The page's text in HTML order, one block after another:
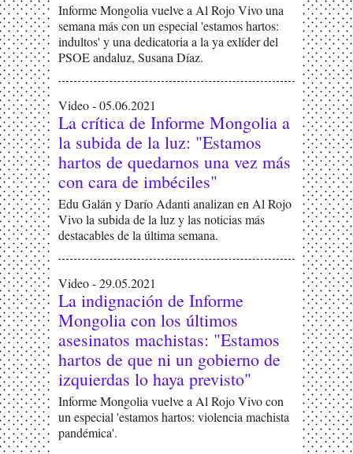
Informe Mongolia vuelve a Al Rojo Vivo una
semana más con un especial 'estamos hartos:
indultos' y una dedicatoria a la ya exlíder del
PSOE andaluz, Susana Díaz.
Video - 05.06.2021
La crítica de Informe Mongolia a
la subida de la luz: "Estamos
hartos de quedarnos una vez más
con cara de imbéciles"
Edu Galán y Darío Adanti analizan en Al Rojo
Vivo la subida de la luz y las noticias más
destacables de la última semana.
Video - 29.05.2021
La indignación de Informe
Mongolia con los últimos
asesinatos machistas: "Estamos
hartos de que ni un gobierno de
izquierdas lo haya previsto"
Informe Mongolia vuelve a Al Rojo Vivo con
un especial 'estamos hartos: violencia machista
pandémica'.